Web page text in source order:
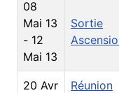
08
Mai 13
- 12
Mai 13
Sortie
20 Avr
Réunion